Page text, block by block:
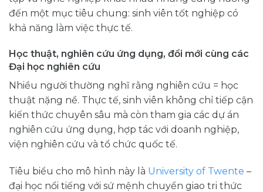
đến một mục tiêu chung: sinh viên tốt nghiệp có
khả năng làm việc thực tế.
Học thuật, nghiên cứu ứng dụng, đổi mới cùng các
Đại học nghiên cứu
Nhiều người thường nghĩ rằng nghiên cứu = học
thuật nặng nề. Thực tế, sinh viên không chỉ tiếp cận
kiến thức chuyên sâu mà còn tham gia các dự án
nghiên cứu ứng dụng, hợp tác với doanh nghiệp,
viện nghiên cứu và tổ chức quốc tế.
Tiêu biểu cho mô hình này là University of Twente –
đại học nổi tiếng với sứ mệnh chuyển giao tri thức